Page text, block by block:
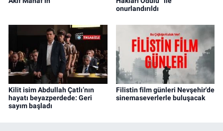
onurlandırıldı
Kilit isim Abdullah Çatlı’nın
hayatı beyazperdede: Geri
sayım başladı
Filistin film günleri Nevşehir'de
sinemaseverlerle buluşacak